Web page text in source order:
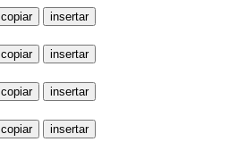
copiar insertar
copiar insertar
copiar insertar
copiar insertar